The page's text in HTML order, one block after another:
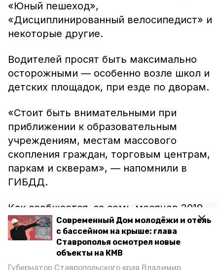
Современный Дом молодёжи и отель
с бассейном на крыше: глава
Ставрополья осмотрел новые
объекты на КМВ
Губернатор Ставропольского края Владимир
«Юный пешеход»,
«Дисциплинированный велосипедист» и
некоторые другие.
Водителей просят быть максимально
осторожными — особенно возле школ и
детских площадок, при езде по дворам.
«Стоит быть внимательными при
приближении к образовательным
учреждениям, местам массового
скопления граждан, торговым центрам,
паркам и скверам», — напомнили в
ГИБДД.
Как сообщается, за семь месяцев 2019
года в крае 203 ребёнка
травмировались при авариях, а 8 —